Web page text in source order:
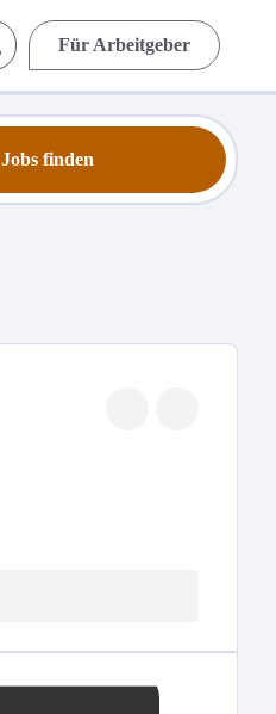
Für Arbeitgeber
Jobs finden